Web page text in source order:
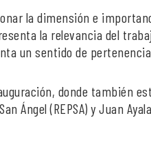
la dimensión e
la relevancia del
un sentido de
donde también
Ángel (REPSA) y Juan